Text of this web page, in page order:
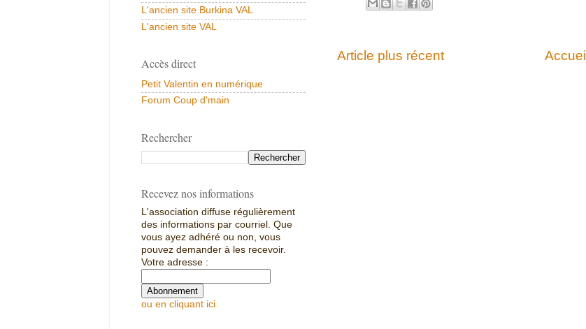
Article plus récent Accueil
L'ancien site Burkina VAL
L'ancien site VAL
Accès direct
Petit Valentin en numérique
Forum Coup d'main
Rechercher
Recevez nos informations
L'association diffuse régulièrement
des informations par courriel. Que
vous ayez adhéré ou non, vous
pouvez demander à les recevoir.
Votre adresse :
ou en cliquant ici